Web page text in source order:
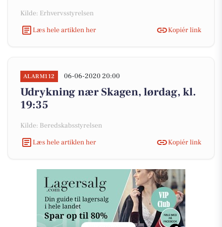
Kilde: Erhvervsstyrelsen
Læs hele artiklen her
Kopiér link
ALARM112 06-06-2020 20:00
Udrykning nær Skagen, lørdag, kl.
19:35
Kilde: Beredskabsstyrelsen
Læs hele artiklen her
Kopiér link